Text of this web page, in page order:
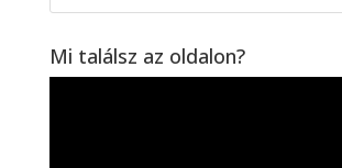
Mi találsz az oldalon?